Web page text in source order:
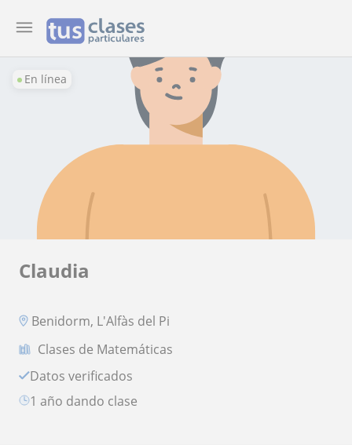
En línea
Claudia
Benidorm, L'Alfàs del Pi
Clases de Matemáticas
Datos verificados
1 año dando clase